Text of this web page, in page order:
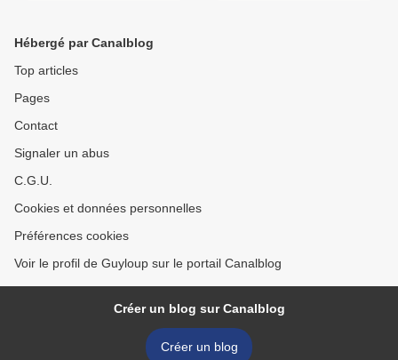
Hébergé par Canalblog
Top articles
Pages
Contact
Signaler un abus
C.G.U.
Cookies et données personnelles
Préférences cookies
Voir le profil de Guyloup sur le portail Canalblog
Créer un blog sur Canalblog
Créer un blog